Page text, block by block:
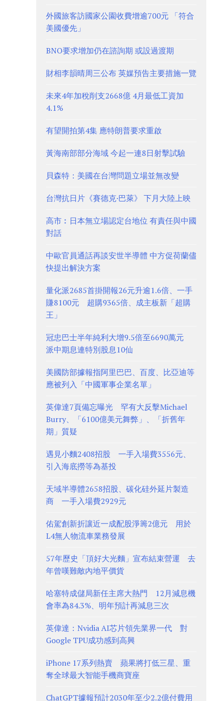
外國旅客訪國家公園收費增逾700元 「符合
美國優先」
BNO要求增加仍在諮詢期 或設過渡期
財相李韻晴周三公布 英媒預告主要措施一覽
未來4年加稅削支2668億 4月最低工資加
4.1%
有望開拍第4集 應特朗普要求重啟
黃海南部部分海域 今起一連8日射擊試驗
貝森特：美國在台灣問題立場並無改變
台灣抗日片《賽德克·巴萊》 下月大陸上映
高市︰日本無立場認定台地位 有責任與中國
對話
中歐官員通話再談安世半導體 中方促荷蘭儘
快提出解決方案
量化派2685首掛開報26元升逾1.6倍、一手
賺8100元 超購9365倍、成主板新「超購
王」
冠忠巴士半年純利大增9.5倍至6690萬元
派中期息連特別股息10仙
美國防部據報指阿里巴巴、百度、比亞迪等
應被列入「中國軍事企業名單」
英偉達7頁備忘曝光 罕有大反擊Michael
Burry、「6100億美元舞弊」、「折舊年
期」質疑
遇見小麵2408招股 一手入場費3556元、
引入海底撈等為基投
天域半導體2658招股、碳化硅外延片製造
商 一手入場費2929元
佑駕創新折讓近一成配股淨籌2億元 用於
L4無人物流車業務發展
57年歷史「頂好大光麵」宣布結束營運 去
年曾嘆難敵內地平價貨
哈塞特成儲局新任主席大熱門 12月減息機
會率為84.3%、明年預計再減息三次
英偉達：Nvidia AI芯片領先業界一代 對
Google TPU成功感到高興
iPhone 17系列熱賣 蘋果將打低三星、重
奪全球最大智能手機商寶座
ChatGPT據報預計2030年至少2.2億付費用